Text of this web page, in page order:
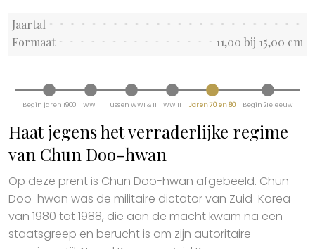
Jaartal
Formaat
11,00 bij 15,00 cm
Begin jaren 1900 WW I Tussen WWI & II WW II Jaren 70 en 80 Begin 21e eeuw
Haat jegens het verraderlijke regime
van Chun Doo-hwan
Op deze prent is Chun Doo-hwan afgebeeld. Chun
Doo-hwan was de militaire dictator van Zuid-Korea
van 1980 tot 1988, die aan de macht kwam na een
staatsgreep en berucht is om zijn autoritaire